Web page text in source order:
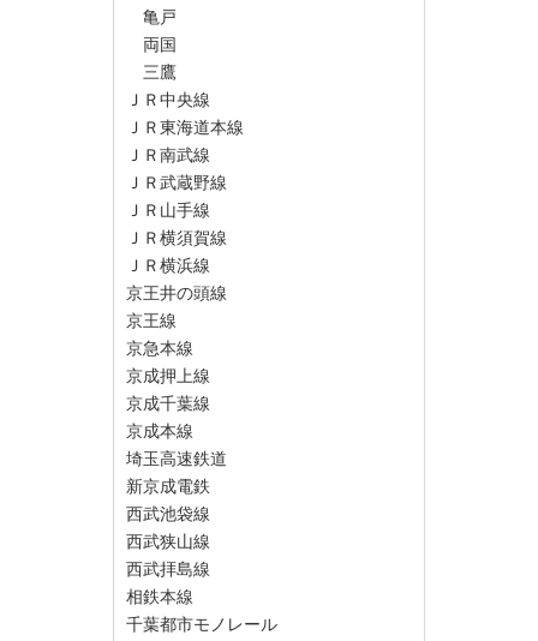
亀戸
両国
三鷹
ＪＲ中央線
ＪＲ東海道本線
ＪＲ南武線
ＪＲ武蔵野線
ＪＲ山手線
ＪＲ横須賀線
ＪＲ横浜線
京王井の頭線
京王線
京急本線
京成押上線
京成千葉線
京成本線
埼玉高速鉄道
新京成電鉄
西武池袋線
西武狭山線
西武拝島線
相鉄本線
千葉都市モノレール